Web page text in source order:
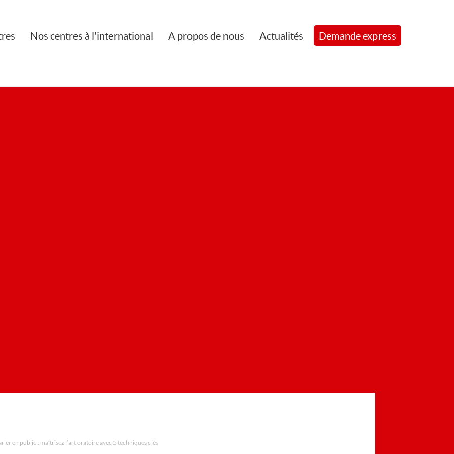
Nos centres à l'international A propos de nous Actualités Demande express
en public : maîtrisez l’art oratoire avec 5 techniques clés